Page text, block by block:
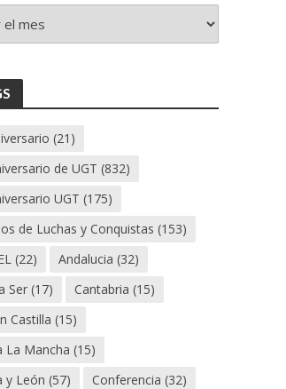
(21)
de UGT (832)
UGT (175)
de Luchas y Conquistas (153)
(22) Andalucia (32)
Ser (17) Cantabria (15)
Castilla (15)
La Mancha (15)
y León (57) Conferencia (32)